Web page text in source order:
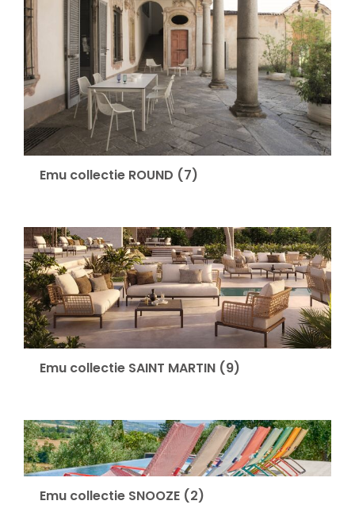
Emu collectie ROUND (7)
Emu collectie SAINT MARTIN (9)
Emu collectie SNOOZE (2)